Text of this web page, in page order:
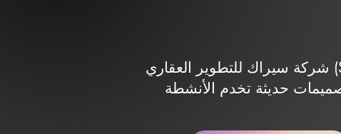
شركة سيراك للتطوير العقاري (Serac Developments) تعمل في تطوير المشروعات متعددة الاستخدامات داخل
حديثة تخدم الأنشطة